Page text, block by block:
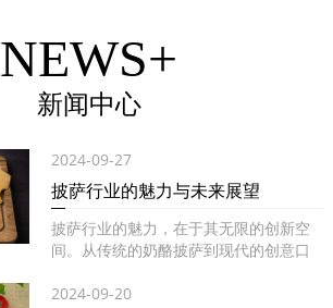
NEWS+
新闻中心
2024-09-27
披萨行业的魅力与未来展望
披萨行业的魅力，在于其无限的创新空
间。从传统的奶酪披萨到现代的创意口
2024-09-20